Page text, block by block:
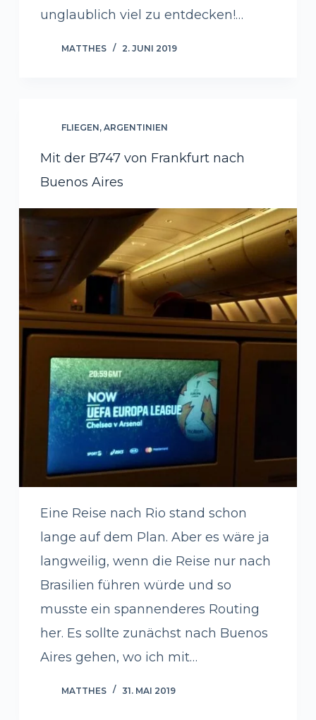
unglaublich viel zu entdecken!…
MATTHES 2. JUNI 2019
FLIEGEN, ARGENTINIEN
Mit der B747 von Frankfurt nach
Buenos Aires
Eine Reise nach Rio stand schon
lange auf dem Plan. Aber es wäre ja
langweilig, wenn die Reise nur nach
Brasilien führen würde und so
musste ein spannenderes Routing
her. Es sollte zunächst nach Buenos
Aires gehen, wo ich mit…
MATTHES 31. MAI 2019